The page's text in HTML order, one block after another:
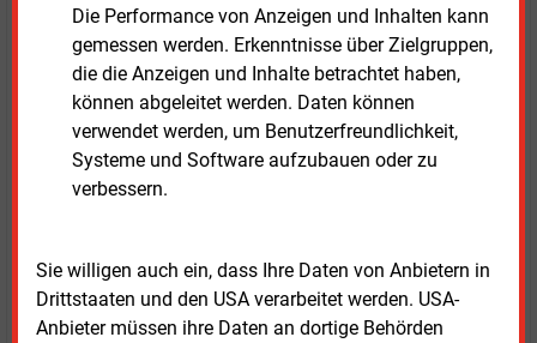
Die Performance von Anzeigen und Inhalten kann
gemessen werden. Erkenntnisse über Zielgruppen,
die die Anzeigen und Inhalte betrachtet haben,
können abgeleitet werden. Daten können
verwendet werden, um Benutzerfreundlichkeit,
Systeme und Software aufzubauen oder zu
verbessern.
Sie willigen auch ein, dass Ihre Daten von Anbietern in
Drittstaaten und den USA verarbeitet werden. USA-
Anbieter müssen ihre Daten an dortige Behörden
Login für Kunden
LOGIN